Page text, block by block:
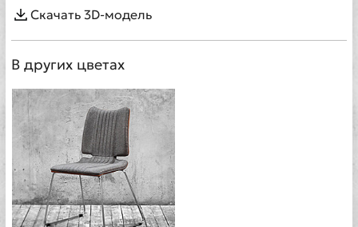
Скачать 3D-модель
В других цветах